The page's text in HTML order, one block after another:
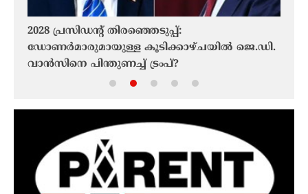
2028 പ്രസിഡന്റ് തിരഞ്ഞെടുപ്പ്:
ഡോണർമാരുമായുള്ള കൂടിക്കാഴ്ചയിൽ ജെ.ഡി.
വാൻസിനെ പിന്തുണച്ച് ട്രംപ്?